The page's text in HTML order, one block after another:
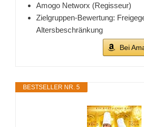
Amogo Networx (Regisseur)
Zielgruppen-Bewertung:
Altersbeschränkung
Bei
BESTSELLER NR. 5